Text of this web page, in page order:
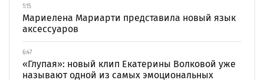
1:15
Мариелена Мариарти представила новый язык
аксессуаров
6:47
«Глупая»: новый клип Екатерины Волковой уже
называют одной из самых эмоциональных